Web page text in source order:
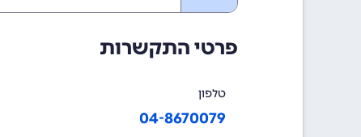
פרטי התקשרות
טלפון
04-8670079